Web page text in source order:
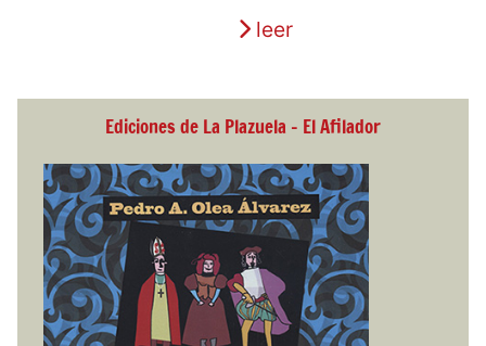
leer
Ediciones de La Plazuela - El Afilador